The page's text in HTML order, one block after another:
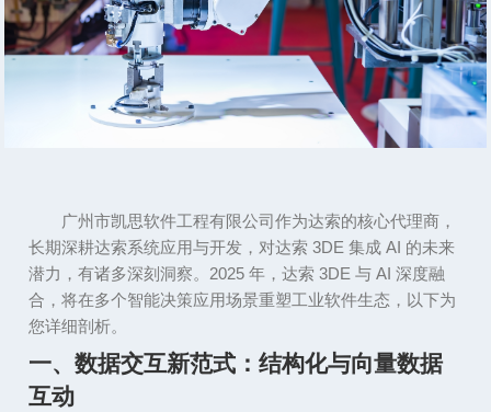
广州市凯思软件工程有限公司 作为达索的核心代理商，
长期深耕达索系统应用与开发，对达索 3DE集成AI 的未来
潜力，有诸多深刻洞察。 2025年，达索3DE与AI深度融
合，将在多个智能决策应用场景重塑工业软件生态，以下为
您详细剖析。
一、数据交互新范式：结构化与向量数据
互动